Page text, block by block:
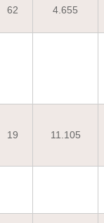
62 4.655
19 11.105